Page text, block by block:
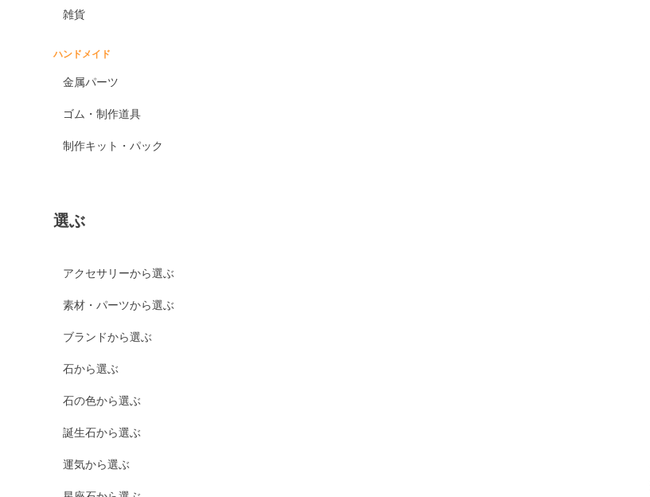
雑貨
ハンドメイド
金属パーツ
ゴム・制作道具
制作キット・パック
選ぶ
アクセサリーから選ぶ
素材・パーツから選ぶ
ブランドから選ぶ
石から選ぶ
石の色から選ぶ
誕生石から選ぶ
運気から選ぶ